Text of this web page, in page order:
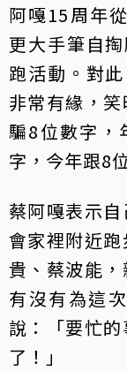
阿嘎15周年
更大手筆自
跑活動。對
非常有緣，
騙8位數字，
字，今年跟8
蔡阿嘎表示
會家裡附近
貴、蔡波能
有沒有為這
說：「要忙
了！」